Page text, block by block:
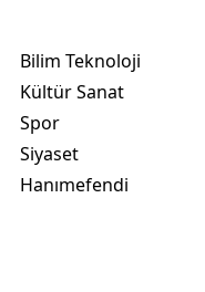
Bilim Teknoloji
Kültür Sanat
Spor
Siyaset
Hanımefendi